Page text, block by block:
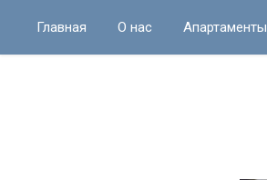
Главная О нас Апартаменты